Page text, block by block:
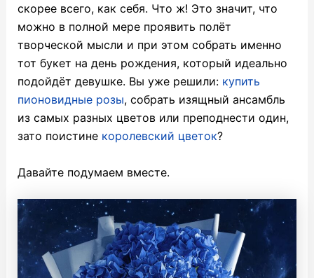
скорее всего, как себя. Что ж! Это значит, что
можно в полной мере проявить полёт
творческой мысли и при этом собрать именно
тот букет на день рождения, который идеально
подойдёт девушке. Вы уже решили: купить
пионовидные розы, собрать изящный ансамбль
из самых разных цветов или преподнести один,
зато поистине королевский цветок?
Давайте подумаем вместе.